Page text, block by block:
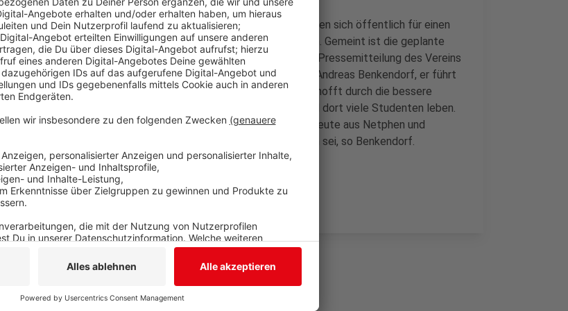
Eine Reihe von Gastronomen aus Siegerland und Wittgenstein haben sich öffentlich für einen
schnelle Umsetzung der so genannten “Route 57” ausgesprochen. Gemeint ist die geplante
Ortsumgehungskette zwischen Kreuztal und Schameder. In einer Pressemitteilung des Vereins
“Route 57” kommen diese Gastronomen zu Wort. Unter anderem Andreas Benkendorf, er führt
mit seiner Frau Silvia das Hotel “Alte Schule” in Bad Berleburg. Er hofft durch die bessere
Verkehrsanbindung auf mehr Aushilfen aus dem Raum Siegen, weil dort viele Studenten leben.
Dafür sei aber eine gute Verkehrsanbindung unerlässlich. Selbst Leute aus Netphen und
Kreuztal hätten schon aufgeben, weil die Anreise zu beschwerlich sei, so Benkendorf.
Anzeige